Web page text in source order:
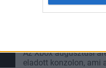
A Microsoft
| 2026.07.29
Az Xbox augusztusi
eladott konzolon, ami